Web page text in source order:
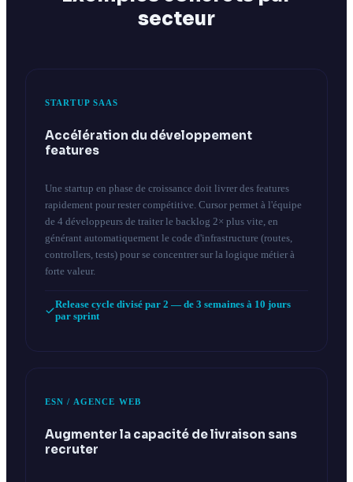
secteur
STARTUP SAAS
Accélération du développement
features
Une startup en phase de croissance doit livrer des features
rapidement pour rester compétitive. Cursor permet à l'équipe
de 4 développeurs de traiter le backlog 2× plus vite, en
générant automatiquement le code d'infrastructure (routes,
controllers, tests) pour se concentrer sur la logique métier à
forte valeur.
Release cycle divisé par 2 — de 3 semaines à 10 jours
par sprint
ESN / AGENCE WEB
Augmenter la capacité de livraison sans
recruter